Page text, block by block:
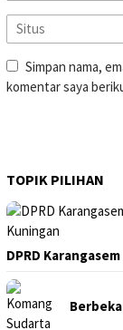
Simpan nama,
komentar saya
TOPIK PILIHAN
DPRD